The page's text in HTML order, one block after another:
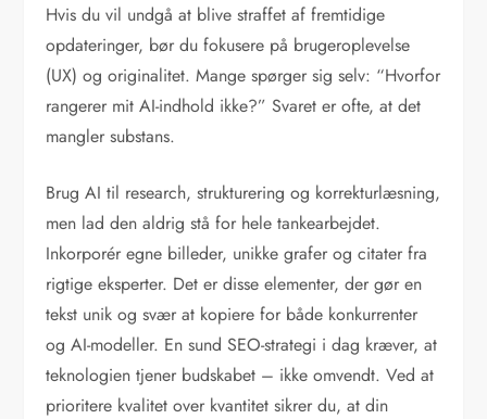
Hvis du vil undgå at blive straffet af fremtidige
opdateringer, bør du fokusere på brugeroplevelse
(UX) og originalitet. Mange spørger sig selv: “Hvorfor
rangerer mit AI-indhold ikke?” Svaret er ofte, at det
mangler substans.
Brug AI til research, strukturering og korrekturlæsning,
men lad den aldrig stå for hele tankearbejdet.
Inkorporér egne billeder, unikke grafer og citater fra
rigtige eksperter. Det er disse elementer, der gør en
tekst unik og svær at kopiere for både konkurrenter
og AI-modeller. En sund SEO-strategi i dag kræver, at
teknologien tjener budskabet – ikke omvendt. Ved at
prioritere kvalitet over kvantitet sikrer du, at din